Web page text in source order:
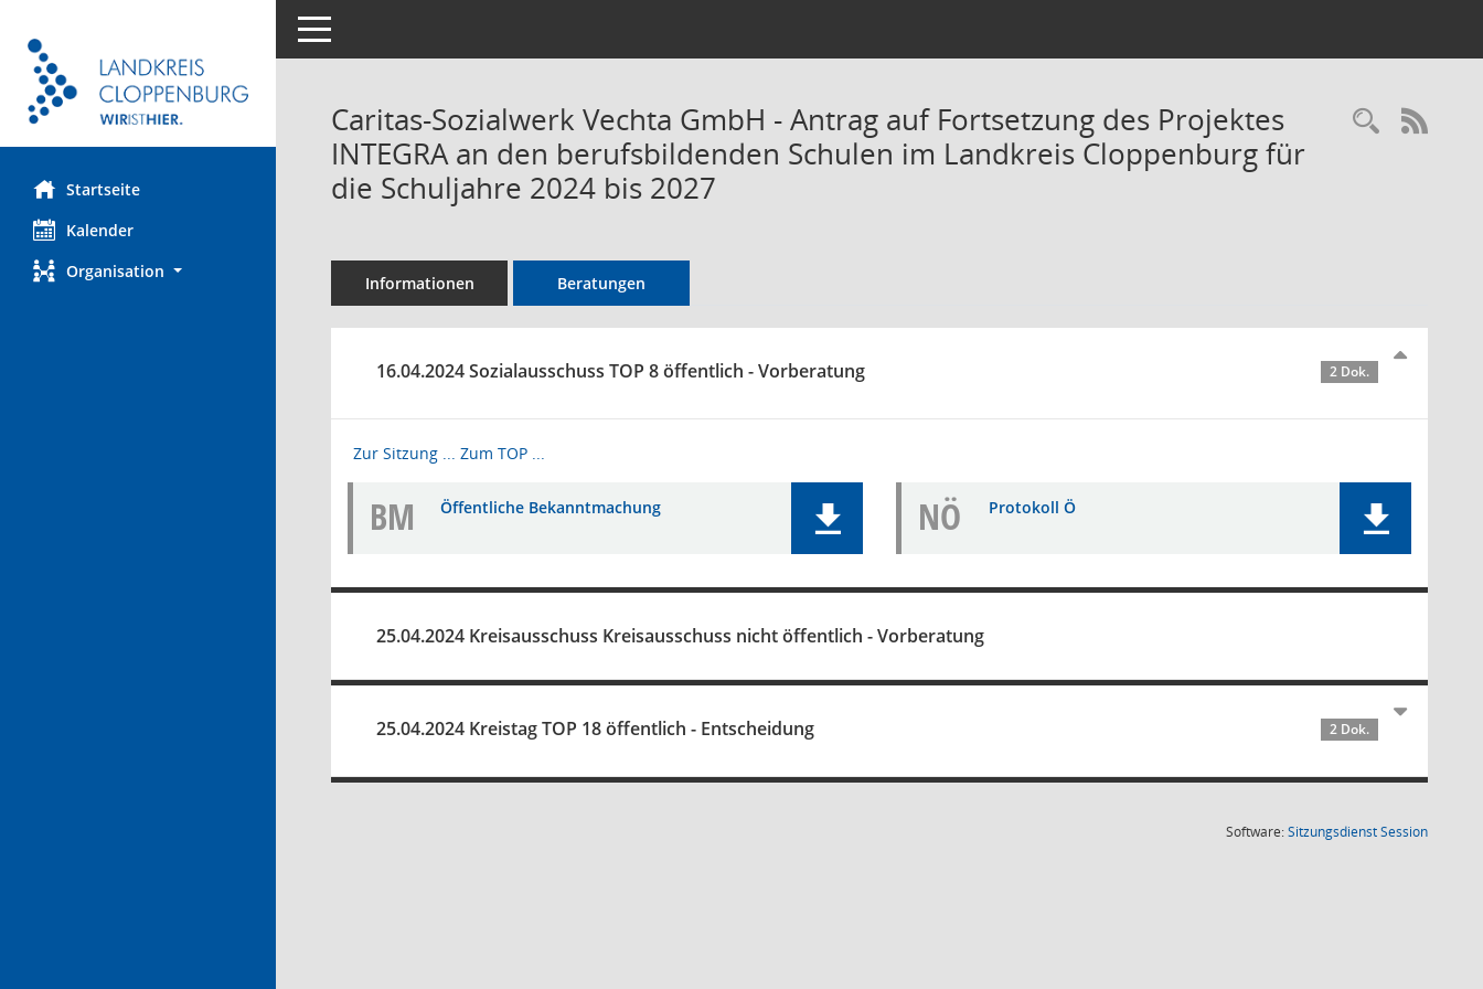
Startseite
Kalender
Organisation
Toggle navigation
Caritas-Sozialwerk Vechta GmbH - Antrag auf Fortsetzung des Projektes
INTEGRA an den berufsbildenden Schulen im Landkreis Cloppenburg für
die Schuljahre 2024 bis 2027
Informationen Beratungen
16.04.2024 Sozialausschuss TOP 8 öffentlich - Vorberatung 2 Dok.
Zur Sitzung ... Zum TOP ...
BM Öffentliche Bekanntmachung NÖ Protokoll Ö
25.04.2024 Kreisausschuss Kreisausschuss nicht öffentlich - Vorberatung
25.04.2024 Kreistag TOP 18 öffentlich - Entscheidung 2 Dok.
Software:SitzungsdienstSession(Wird in